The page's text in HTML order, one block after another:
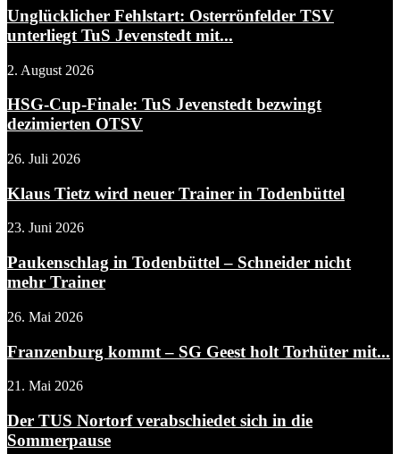
Unglücklicher Fehlstart: Osterrönfelder TSV
unterliegt TuS Jevenstedt mit...
2. August 2026
HSG-Cup-Finale: TuS Jevenstedt bezwingt
dezimierten OTSV
26. Juli 2026
Klaus Tietz wird neuer Trainer in Todenbüttel
23. Juni 2026
Paukenschlag in Todenbüttel – Schneider nicht
mehr Trainer
26. Mai 2026
Franzenburg kommt – SG Geest holt Torhüter mit...
21. Mai 2026
Der TUS Nortorf verabschiedet sich in die
Sommerpause